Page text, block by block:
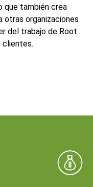
que también crea
otras organizaciones
del trabajo de Root
clientes.